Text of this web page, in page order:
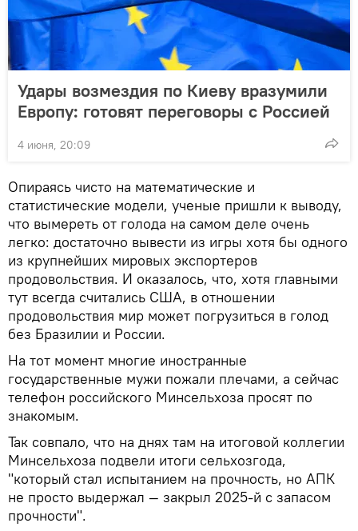
Удары возмездия по Киеву вразумили
Европу: готовят переговоры с Россией
4 июня, 20:09
Опираясь чисто на математические и
статистические модели, ученые пришли к выводу,
что вымереть от голода на самом деле очень
легко: достаточно вывести из игры хотя бы одного
из крупнейших мировых экспортеров
продовольствия. И оказалось, что, хотя главными
тут всегда считались США, в отношении
продовольствия мир может погрузиться в голод
без Бразилии и России.
На тот момент многие иностранные
государственные мужи пожали плечами, а сейчас
телефон российского Минсельхоза просят по
знакомым.
Так совпало, что на днях там на итоговой коллегии
Минсельхоза подвели итоги сельхозгода,
"который стал испытанием на прочность, но АПК
не просто выдержал — закрыл 2025-й с запасом
прочности".